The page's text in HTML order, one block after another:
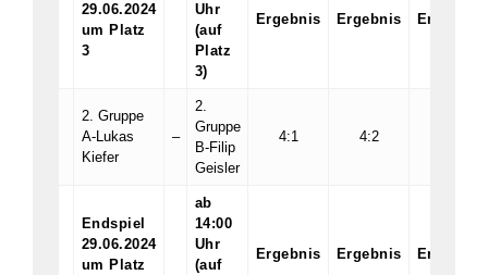
29.06.2024
um Platz
3
Uhr
(auf
Platz
3)
Ergebnis Ergebnis Ergebnis
2. Gruppe
A-Lukas
Kiefer
–
2.
Gruppe
B-Filip
Geisler
4:1 4:2
Endspiel
29.06.2024
um Platz
ab
14:00
Uhr
(auf
Ergebnis Ergebnis Ergebnis